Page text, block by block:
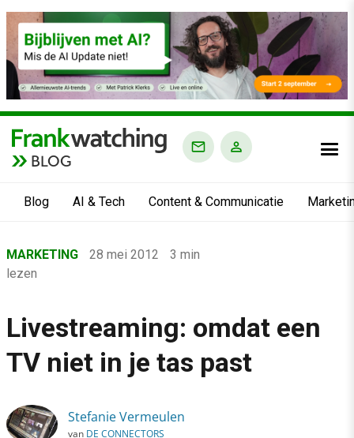
BLOG
Blog AI & Tech Content & Communicatie
›
Marketing
MARKETING 28 mei 2012
3 min
lezen
Livestreaming: omdat een
TV niet in je tas past
Stefanie Vermeulen
van DE CONNECTORS